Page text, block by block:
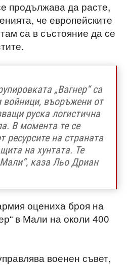
продължава да расте,
че европейските
са в състояние да се
„Вагнер“ са
войници, въоръжени от
руска логистична
В момента те се
ресурсите на страната
на хунтата. Те
каза Льо Дриан
оцениха броя на
в Мали на околи 400
военен съвет,